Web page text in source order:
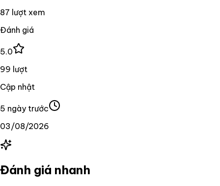
87 lượt xem
Đánh giá
5.0
99 lượt
Cập nhật
5 ngày trước
03/08/2026
Đánh giá nhanh